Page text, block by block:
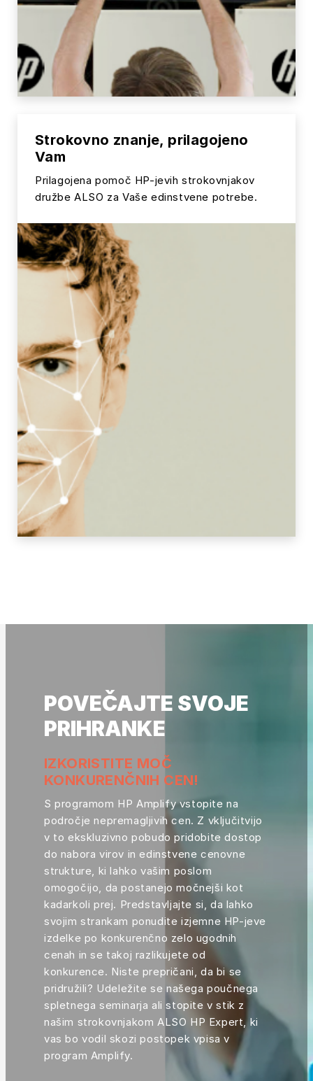
Strokovno znanje, prilagojeno
Vam
Prilagojena pomoč HP-jevih strokovnjakov
družbe ALSO za Vaše edinstvene potrebe.
POVEČAJTE SVOJE
PRIHRANKE
IZKORISTITE MOČ
KONKURENČNIH CEN!
S programom HP Amplify vstopite na
področje nepremagljivih cen. Z vključitvijo
v to ekskluzivno pobudo pridobite dostop
do nabora virov in edinstvene cenovne
strukture, ki lahko vašim poslom
omogočijo, da postanejo močnejši kot
kadarkoli prej. Predstavljajte si, da lahko
svojim strankam ponudite izjemne HP-jeve
izdelke po konkurenčno zelo ugodnih
cenah in se takoj razlikujete od
konkurence. Niste prepričani, da bi se
pridružili? Udeležite se našega poučnega
spletnega seminarja ali stopite v stik z
našim strokovnjakom ALSO HP Expert, ki
vas bo vodil skozi postopek vpisa v
program Amplify.